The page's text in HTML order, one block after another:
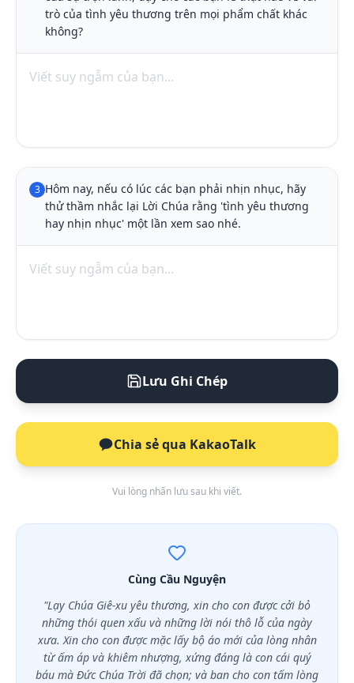
trò của tình yêu thương trên mọi phẩm chất khác
không?
3 Hôm nay, nếu có lúc các bạn phải nhịn nhục, hãy
thử thầm nhắc lại Lời Chúa rằng 'tình yêu thương
hay nhịn nhục' một lần xem sao nhé.
Lưu Ghi Chép
Chia sẻ qua KakaoTalk
Vui lòng nhấn lưu sau khi viết.
Cùng Cầu Nguyện
"Lạy Chúa Giê-xu yêu thương, xin cho con được cởi bỏ
những thói quen xấu và những lời nói thô lỗ của ngày
xưa. Xin cho con được mặc lấy bộ áo mới của lòng nhân
từ ấm áp và khiêm nhượng, xứng đáng là con cái quý
báu mà Đức Chúa Trời đã chọn; và ban cho con tấm lòng